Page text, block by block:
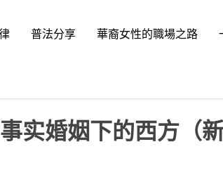
普法分享 華裔女性的職場之路
实婚姻下的西方（